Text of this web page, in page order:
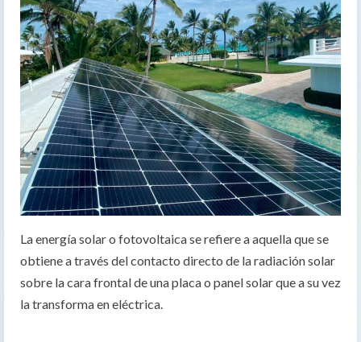
La energía solar o fotovoltaica se refiere a aquella que se
obtiene a través del contacto directo de la radiación solar
sobre la cara frontal de una placa o panel solar que a su vez
la transforma en eléctrica.